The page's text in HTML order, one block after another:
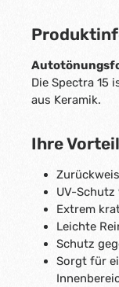
Die Spectra 15
aus Keramik.
Ihre
UV-Schutz
Extrem
Leichte
Schutz
Sorgt für